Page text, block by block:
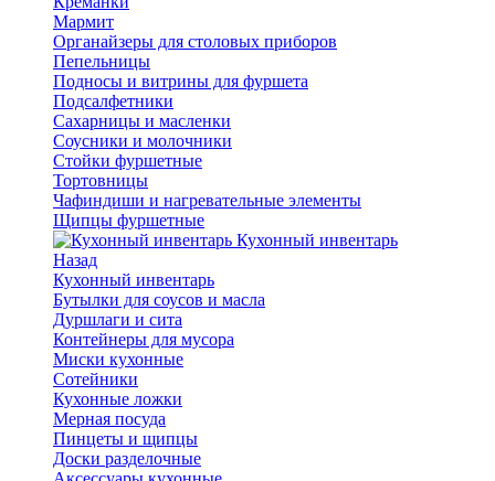
Мармит
Органайзеры для столовых приборов
Пепельницы
Подносы и витрины для фуршета
Подсалфетники
Сахарницы и масленки
Соусники и молочники
Стойки фуршетные
Тортовницы
Чафиндиши и нагревательные элементы
Щипцы фуршетные
Кухонный инвентарь
Назад
Кухонный инвентарь
Бутылки для соусов и масла
Дуршлаги и сита
Контейнеры для мусора
Миски кухонные
Сотейники
Кухонные ложки
Мерная посуда
Пинцеты и щипцы
Доски разделочные